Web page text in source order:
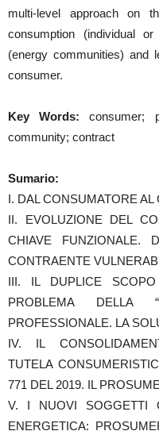
multi-level approach on
consumption (individual
(energy communities) and
consumer.
Key Words: consumer;
community; contract
Sumario:
I. DAL CONSUMATORE AL
II. EVOLUZIONE DEL
CHIAVE FUNZIONALE.
CONTRAENTE
III. IL DUPLICE
PROBLEMA DELLA
PROFESSIONALE. LA
IV. IL
TUTELA
771 DEL 2019. IL
V. I NUOVI SOGGETTI
ENERGETICA: